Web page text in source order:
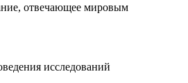
отвечающее мировым
исследований